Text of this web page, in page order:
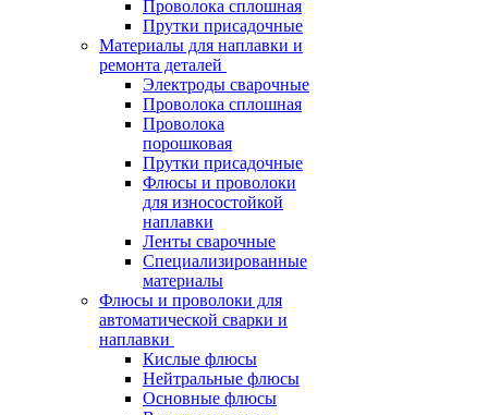
Проволока сплошная
Прутки присадочные
Материалы для наплавки и
ремонта деталей
Электроды сварочные
Проволока сплошная
Проволока
порошковая
Прутки присадочные
Флюсы и проволоки
для износостойкой
наплавки
Ленты сварочные
Специализированные
материалы
Флюсы и проволоки для
автоматической сварки и
наплавки
Кислые флюсы
Нейтральные флюсы
Основные флюсы